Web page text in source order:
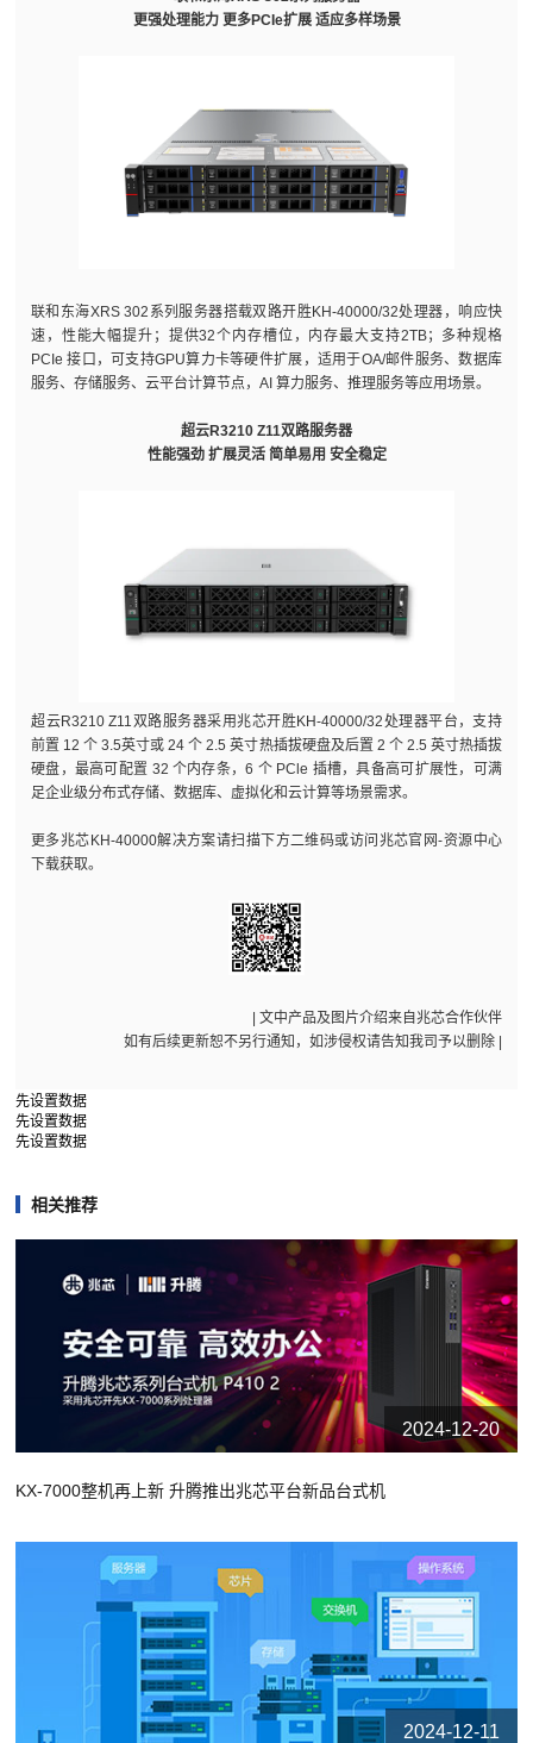
更强处理能力 更多PCIe扩展 适应多样场景
联和东海XRS 302系列服务器搭载双路开胜KH-40000/32处理器，响应快
速，性能大幅提升；提供32个内存槽位，内存最大支持2TB；多种规格
PCIe 接口，可支持GPU算力卡等硬件扩展，适用于OA/邮件服务、数据库
服务、存储服务、云平台计算节点，AI 算力服务、推理服务等应用场景。
超云R3210 Z11双路服务器
性能强劲 扩展灵活 简单易用 安全稳定
超云R3210 Z11双路服务器采用兆芯开胜KH-40000/32处理器平台，支持
前置 12 个 3.5英寸或 24 个 2.5 英寸热插拔硬盘及后置 2 个 2.5 英寸热插拔
硬盘，最高可配置 32 个内存条，6 个 PCle 插槽，具备高可扩展性，可满
足企业级分布式存储、数据库、虚拟化和云计算等场景需求。
更多兆芯KH-40000解决方案请扫描下方二维码或访问兆芯官网-资源中心
下载获取。
| 文中产品及图片介绍来自兆芯合作伙伴
如有后续更新恕不另行通知，如涉侵权请告知我司予以删除 |
先设置数据
先设置数据
先设置数据
相关推荐
2024-12-20
KX-7000整机再上新 升腾推出兆芯平台新品台式机
2024-12-11